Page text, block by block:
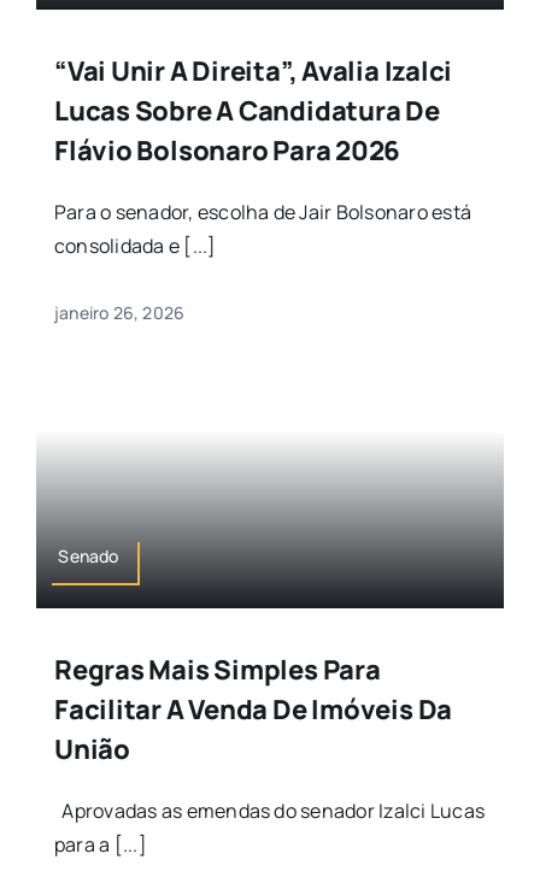
“Vai Unir A Direita”, Avalia Izalci
Lucas Sobre A Candidatura De
Flávio Bolsonaro Para 2026
Para o senador, escolha de Jair Bolsonaro está
consolidada e [...]
janeiro 26, 2026
Senado
Regras Mais Simples Para
Facilitar A Venda De Imóveis Da
União
Aprovadas as emendas do senador Izalci Lucas
para a [...]